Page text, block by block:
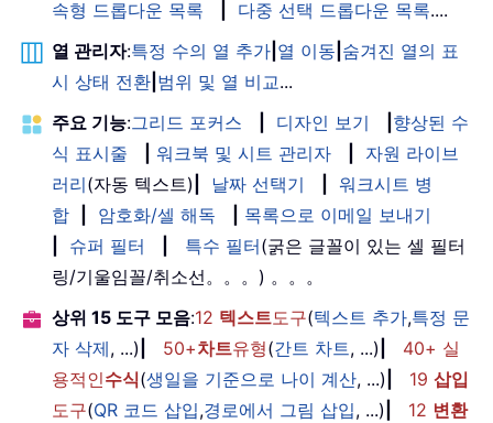
속형 드롭다운 목록
다중 선택 드롭다운 목록....
열 관리자:특정 수의 열 추가 열 이동 숨겨진 열의 표
시 상태 전환 범위 및 열 비교...
주요 기능:그리드 포커스 디자인 보기
향상된 수
식 표시줄
워크북 및 시트 관리자
자원 라이브
러리(자동 텍스트) 날짜 선택기
워크시트 병
합
암호화/셀 해독
목록으로 이메일 보내기
슈퍼 필터 특수 필터(굵은 글꼴이 있는 셀 필터
링/기울임꼴/취소선。。。) 。。。
상위 15 도구 모음:12 텍스트도구(텍스트 추가,특정 문
자 삭제, ...) 50+차트유형(간트 차트, ...)
40+ 실
용적인수식(생일을 기준으로 나이 계산, ...) 19 삽입
도구(QR 코드 삽입,경로에서 그림 삽입, ...) 12 변환